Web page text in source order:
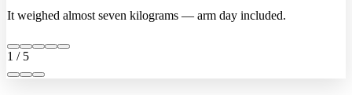
It weighed almost seven kilograms — arm day included.
1 / 5